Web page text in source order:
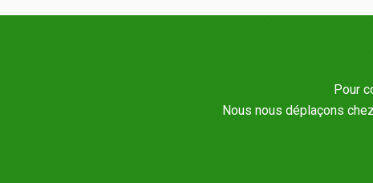
Pour
Nous nous déplaçons